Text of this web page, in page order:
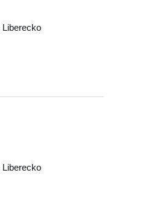
Liberecko
Liberecko